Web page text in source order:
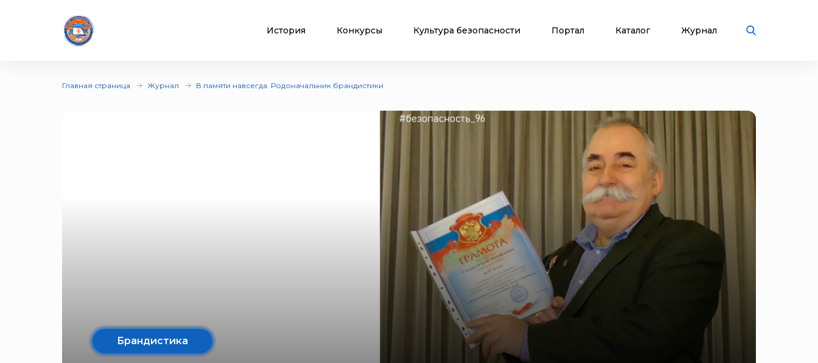
История Конкурсы Культура безопасности Портал Каталог Журнал
Главная страница Журнал В памяти навсегда. Родоначальник брандистики
Брандистика